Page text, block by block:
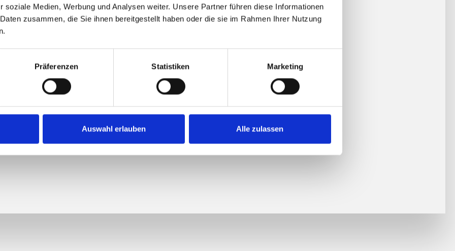
soziale Medien, Werbung und Analysen weiter. Unsere Partner führen diese Informationen
zusammen, die Sie ihnen bereitgestellt haben oder die sie im Rahmen Ihrer Nutzung
Präferenzen Statistiken Marketing
Auswahl erlauben Alle zulassen